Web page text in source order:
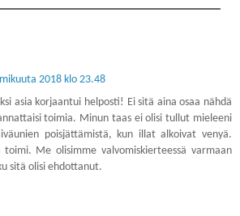
2018 klo 23.48
asia korjaantui helposti! Ei sitä aina osaa nähdä
toimia. Minun taas ei olisi tullut mieleeni
poisjättämistä, kun illat alkoivat venyä.
Me olisimme valvomiskierteessä varmaan
sitä olisi ehdottanut.